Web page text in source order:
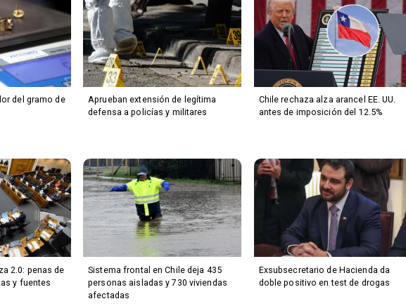
del gramo de
Aprueban extensión de legítima
defensa a policías y militares
Chile rechaza alza arancel EE. UU.
antes de imposición del 12.5%
2.0: penas de
y fuentes
Sistema frontal en Chile deja 435
personas aisladas y 730 viviendas
afectadas
Exsubsecretario de Hacienda da
doble positivo en test de drogas